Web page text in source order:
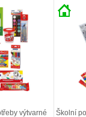
výtvarné
Školní